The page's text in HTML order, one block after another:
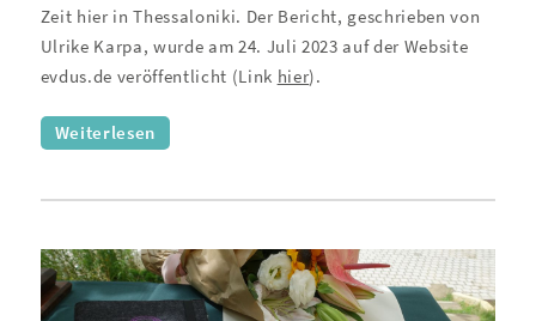
Zeit hier in Thessaloniki. Der Bericht, geschrieben von
Ulrike Karpa, wurde am 24. Juli 2023 auf der Website
evdus.de veröffentlicht (Link hier).
Weiterlesen